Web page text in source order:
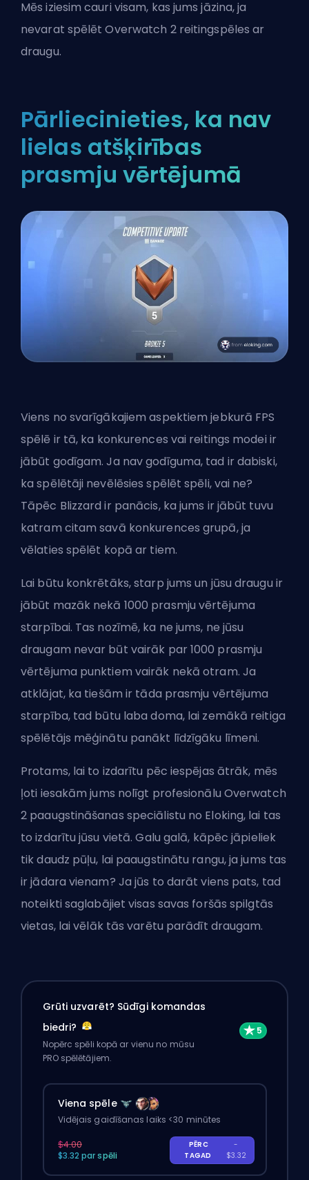
Mēs iziesim cauri visam, kas jums jāzina, ja
nevarat spēlēt Overwatch 2 reitingspēles ar
draugu.
Pārliecinieties, ka nav
lielas atšķirības
prasmju vērtējumā
Viens no svarīgākajiem aspektiem jebkurā FPS
spēlē ir tā, ka konkurences vai reitings modei ir
jābūt godīgam. Ja nav godīguma, tad ir dabiski,
ka spēlētāji nevēlēsies spēlēt spēli, vai ne?
Tāpēc Blizzard ir panācis, ka jums ir jābūt tuvu
katram citam savā konkurences grupā, ja
vēlaties spēlēt kopā ar tiem.
Lai būtu konkrētāks, starp jums un jūsu draugu ir
jābūt mazāk nekā 1000 prasmju vērtējuma
starpībai. Tas nozīmē, ka ne jums, ne jūsu
draugam nevar būt vairāk par 1000 prasmju
vērtējuma punktiem vairāk nekā otram. Ja
atklājat, ka tiešām ir tāda prasmju vērtējuma
starpība, tad būtu laba doma, lai zemākā reitiga
spēlētājs mēģinātu panākt līdzīgāku līmeni.
Protams, lai to izdarītu pēc iespējas ātrāk, mēs
ļoti iesakām jums nolīgt profesionālu Overwatch
2 paaugstināšanas speciālistu no Eloking, lai tas
to izdarītu jūsu vietā. Galu galā, kāpēc jāpieliek
tik daudz pūļu, lai paaugstinātu rangu, ja jums tas
ir jādara vienam? Ja jūs to darāt viens pats, tad
noteikti saglabājiet visas savas foršās spilgtās
vietas, lai vēlāk tās varētu parādīt draugam.
Grūti uzvarēt? Sūdīgi komandas
biedri?
Nopērc spēli kopā ar vienu no mūsu
PRO spēlētājiem.
Viena spēle
Vidējais gaidīšanas laiks <30 minūtes
$4.00
$3.32 par spēli
PĒRC
TAGAD
-
$3.32